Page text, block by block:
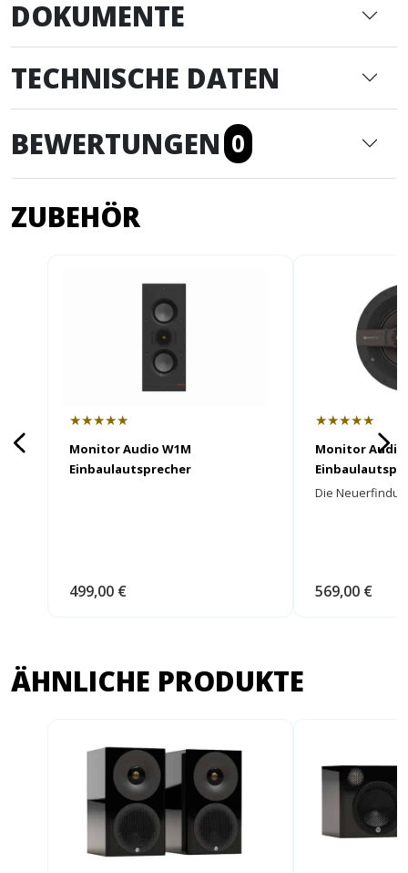
DOKUMENTE
TECHNISCHE DATEN
BEWERTUNGEN 0
ZUBEHÖR
★★★★★
Monitor Audio W1M
Einbaulautsprecher
499,00 €
★★★★★
Monitor Audio
Die
569,00 €
ÄHNLICHE PRODUKTE